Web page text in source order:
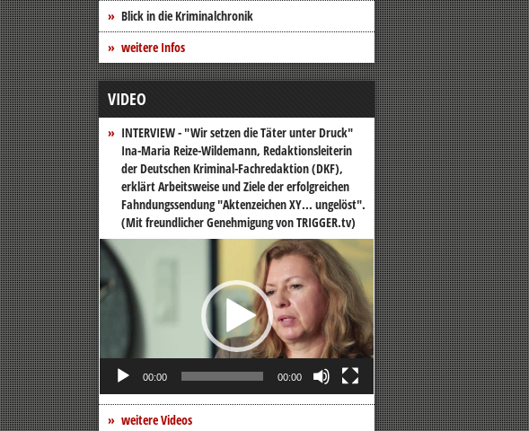
Blick in die Kriminalchronik
weitere Infos
VIDEO
INTERVIEW - "Wir setzen die Täter unter Druck"
Ina-Maria Reize-Wildemann, Redaktionsleiterin
der Deutschen Kriminal-Fachredaktion (DKF),
erklärt Arbeitsweise und Ziele der erfolgreichen
Fahndungssendung "Aktenzeichen XY... ungelöst".
(Mit freundlicher Genehmigung von TRIGGER.tv)
Video-
Player
00:00 00:00
weitere Videos